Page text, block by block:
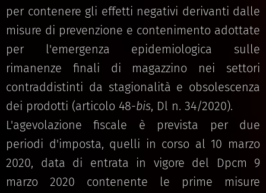
per contenere gli effetti negativi derivanti dalle
misure di prevenzione e contenimento adottate
per l'emergenza epidemiologica sulle
rimanenze finali di magazzino nei settori
contraddistinti da stagionalità e obsolescenza
dei prodotti (articolo 48-bis, Dl n. 34/2020).
L'agevolazione fiscale è prevista per due
periodi d'imposta, quelli in corso al 10 marzo
2020, data di entrata in vigore del Dpcm 9
marzo 2020 contenente le prime misure